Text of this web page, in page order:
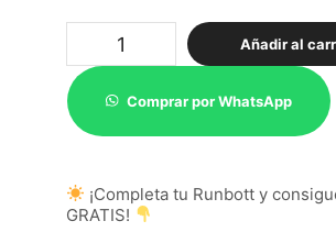
Runbott
Mii
35
Marta
Penguin
cantidad
Añadir al
Comprar por WhatsApp
¡Completa tu Runbott y
GRATIS!